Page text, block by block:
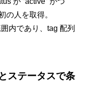
の人を取得。
内であり、tag 配列
ステータスで条